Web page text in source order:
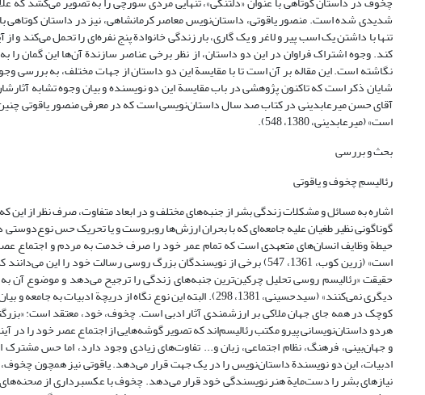
شدیدی شده است. منصور یاقوتی، داستان‌نویس معاصر کرمانشاهی، نیز در داستان
تنها با داشتن یک اسب پیر و لاغر و یک گاری، بار زندگی خانوادة پنج نفره‌ای را تحمل می‌کند
کند. وجوه اشتراک فراوان در این دو داستان، از نظر برخی عناصر سازندة آن‌ها این گمان
نگاشته است. این مقاله بر آن است تا با مقایسة این دو داستان از جهات مختلف، به بررسی
شایان ذکر است که تاکنون پژوهشی در باب مقایسة این دو نویسنده و بیان وجوه تشابه
آقای حسن میرعابدینی در کتاب صد سال داستان‌نویسی است که در معرفی منصور یاقوتی
است» (میرعابدینی، 1380، 548).
بحث و بررسی
رئالیسمِ چخوف و یاقوتی
اشاره به مسائل و مشکلات زندگی بشر از جنبه‌های مختلف و در ابعاد متفاوت، صرف نظر از این
گوناگونی نظیر طغیان علیه جامعه‌ای که با بحران ارزش‌ها روبروست و یا تحریک حس نوع‌دوستی
حیطة وظایف انسان‌های متعهدی است که تمام عمر خود را صرف خدمت به مردم و اجتماع
است» (زرین کوب، 1361، 547) برخی از نویسندگان بزرگ روسی رسالت خود
حقیقت «رئالیسم روسی تحلیل چرکین‌ترین جنبه‌های زندگی را ترجیح می‌دهد و موضوع
دیگری نمی‌کنند» (سیدحسینی، 1381، 298). البته این نوع نگاه
هردو داستان‌نویسانی پیرو مکتب رئالیسم‌اند که تصویر گوشه‌هایی از اجتماع عصر خود را در
و جهان‌بینی، فرهنگ، نظام اجتماعی، زبان و... تفاوت‌های زیادی وجود دارد، اما حس
ادبیات، این دو نویسندة داستان‌نویس را در یک جهت قرار می‌دهد. یاقوتی نیز همچون
نیازهای بشر را دست‌مایة هنر نویسندگی خود قرار می‌دهد. چخوف با عکسبرداری از